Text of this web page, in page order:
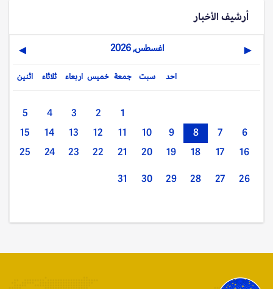
أرشيف الأخبار
◀ اغسطس, 2026 ▶
اثنين ثلاثاء اربعاء خميس جمعة سبت احد
1
2
3
4
5
6
7
8
9
10
11
12
13
14
15
16
17
18
19
20
21
22
23
24
25
26
27
28
29
30
31